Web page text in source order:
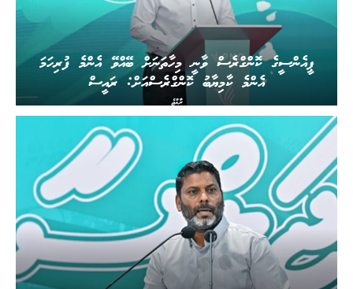
ރާއްޖެ
ޕީއެންސީގެ ކޮންގްރެސް ވާނީ މިހާތަނަށް ބޭއްވޭ އެންމެ ފުރިހަމަ
އެންމެ ކާމިޔާބު ކޮންގްރެސްއަށް: ރައީސް